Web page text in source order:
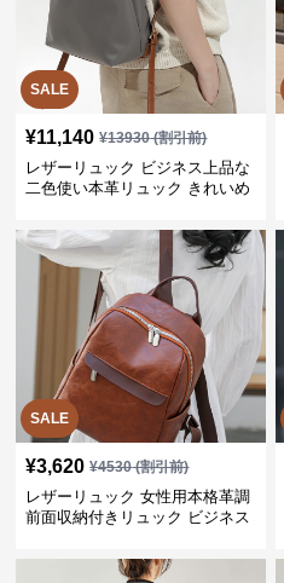
SALE
¥11,140 ¥13930(割引前)
レザーリュック ビジネス上品な
二色使い本革リュック きれいめ
SALE
¥3,620 ¥4530(割引前)
レザーリュック 女性用本格革調
前面収納付きリュック ビジネス